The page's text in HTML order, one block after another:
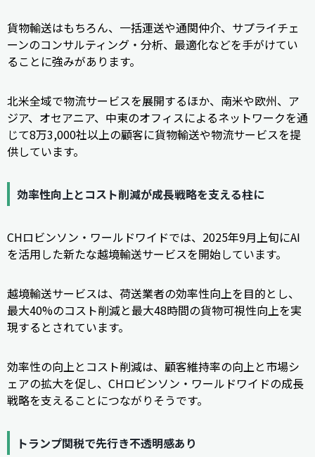
貨物輸送はもちろん、一括運送や通関仲介、サプライチェ
ーンのコンサルティング・分析、最適化などを手がけてい
ることに強みがあります。
北米全域で物流サービスを展開するほか、南米や欧州、ア
ジア、オセアニア、中東のオフィスによるネットワークを通
じて8万3,000社以上の顧客に貨物輸送や物流サービスを提
供しています。
効率性向上とコスト削減が成長戦略を支える柱に
CHロビンソン・ワールドワイドでは、2025年9月上旬にAI
を活用した新たな越境輸送サービスを開始しています。
越境輸送サービスは、荷送業者の効率性向上を目的とし、
最大40%のコスト削減と最大48時間の貨物可視性向上を実
現するとされています。
効率性の向上とコスト削減は、顧客維持率の向上と市場シ
ェアの拡大を促し、CHロビンソン・ワールドワイドの成長
戦略を支えることにつながりそうです。
トランプ関税で先行き不透明感あり